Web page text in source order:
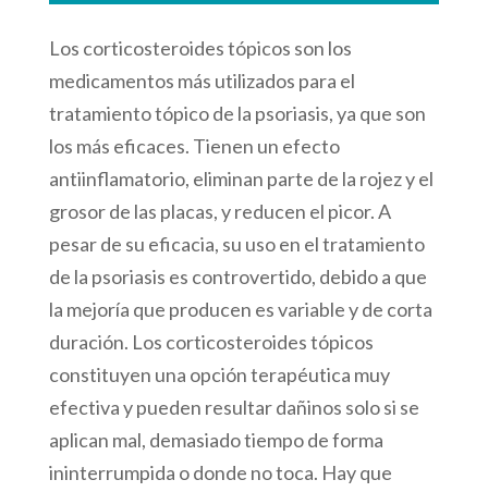
Los corticosteroides tópicos son los
medicamentos más utilizados para el
tratamiento tópico de la psoriasis, ya que son
los más eficaces. Tienen un efecto
antiinflamatorio, eliminan parte de la rojez y el
grosor de las placas, y reducen el picor. A
pesar de su eficacia, su uso en el tratamiento
de la psoriasis es controvertido, debido a que
la mejoría que producen es variable y de corta
duración. Los corticosteroides tópicos
constituyen una opción terapéutica muy
efectiva y pueden resultar dañinos solo si se
aplican mal, demasiado tiempo de forma
ininterrumpida o donde no toca. Hay que